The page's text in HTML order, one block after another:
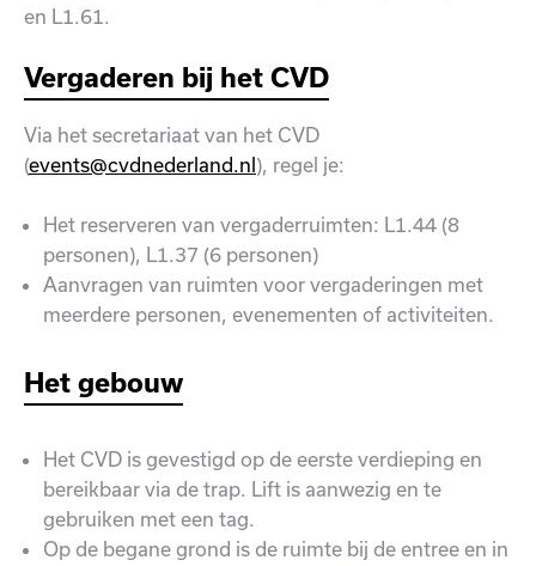
en L1.61.
Vergaderen bij het CVD
Via het secretariaat van het CVD
(events@cvdnederland.nl), regel je:
Het reserveren van vergaderruimten: L1.44 (8
personen), L1.37 (6 personen)
Aanvragen van ruimten voor vergaderingen met
meerdere personen, evenementen of activiteiten.
Het gebouw
Het CVD is gevestigd op de eerste verdieping en
bereikbaar via de trap. Lift is aanwezig en te
gebruiken met een tag.
Op de begane grond is de ruimte bij de entree en in